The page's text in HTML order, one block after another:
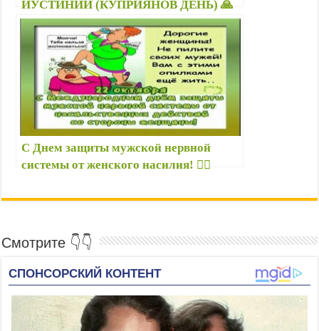
ИУСТИНИИ (КУПРИЯНОВ ДЕНЬ) 🙏
народные приметы, что можно и
нельзя делать, именины
С Днем защиты мужской нервной
системы от женского насилия! 🤦‍♂️
мужские праздники картинки
Смотрите 👇👇